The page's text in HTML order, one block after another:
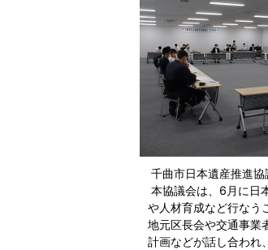
千曲市日本遺産推進協
本協議会は、6月に日
や人材育成など行なう
地元区長会や交通事業
計画などが話し合われ